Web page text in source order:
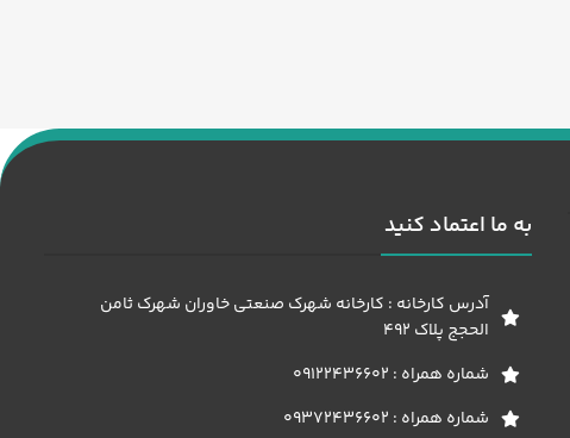
به ما اعتماد کنید
آدرس کارخانه : کارخانه شهرک صنعتی خاوران شهرک ثامن
الحجج پلاک 492
شماره همراه : 09122436602
شماره همراه : 09372436602